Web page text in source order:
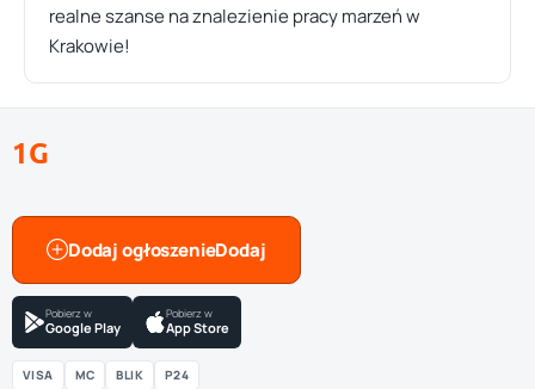
realne szanse na znalezienie pracy marzeń w
Krakowie!
1G
Dodaj ogłoszenie
Pobierz w
Google Play
Pobierz w
App Store
VISA MC BLIK P24